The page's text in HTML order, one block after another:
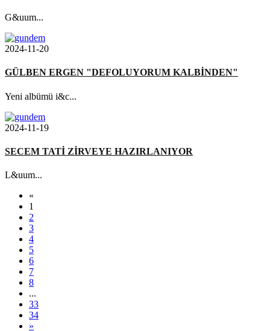
G&uum...
2024-11-20
GÜLBEN ERGEN "DEFOLUYORUM KALBİNDEN"
Yeni albümü i&c...
2024-11-19
SECEM TATİ ZİRVEYE HAZIRLANIYOR
L&uum...
«
1
2
3
4
5
6
7
8
...
33
34
»